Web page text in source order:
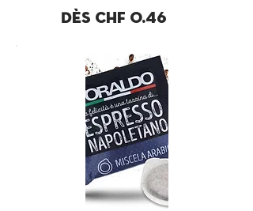
Dès chf 0.46